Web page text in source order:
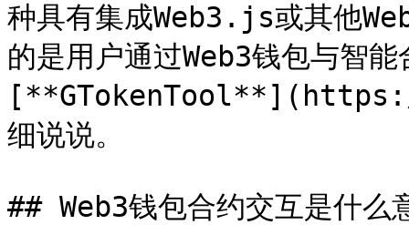
种具有集成Web3.js或其他
的是用户通过Web3钱包与智
细说说。
## Web3钱包合约交互是什么